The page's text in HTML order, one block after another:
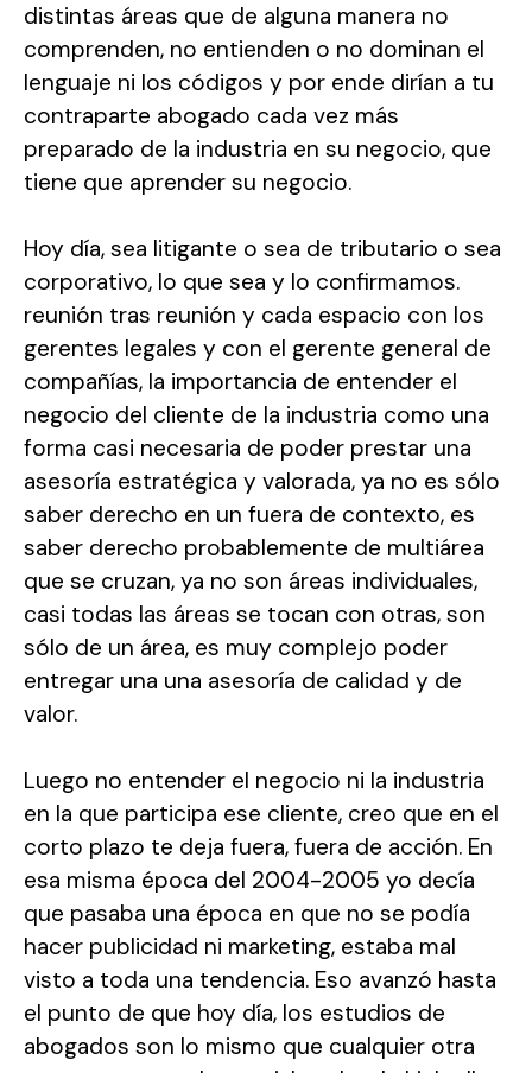
distintas áreas que de alguna manera no
comprenden, no entienden o no dominan el
lenguaje ni los códigos y por ende dirían a tu
contraparte abogado cada vez más
preparado de la industria en su negocio, que
tiene que aprender su negocio.
Hoy día, sea litigante o sea de tributario o sea
corporativo, lo que sea y lo confirmamos.
reunión tras reunión y cada espacio con los
gerentes legales y con el gerente general de
compañías, la importancia de entender el
negocio del cliente de la industria como una
forma casi necesaria de poder prestar una
asesoría estratégica y valorada, ya no es sólo
saber derecho en un fuera de contexto, es
saber derecho probablemente de multiárea
que se cruzan, ya no son áreas individuales,
casi todas las áreas se tocan con otras, son
sólo de un área, es muy complejo poder
entregar una una asesoría de calidad y de
valor.
Luego no entender el negocio ni la industria
en la que participa ese cliente, creo que en el
corto plazo te deja fuera, fuera de acción. En
esa misma época del 2004-2005 yo decía
que pasaba una época en que no se podía
hacer publicidad ni marketing, estaba mal
visto a toda una tendencia. Eso avanzó hasta
el punto de que hoy día, los estudios de
abogados son lo mismo que cualquier otra